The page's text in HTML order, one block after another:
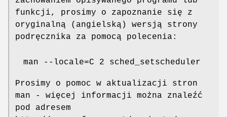
funkcji, prosimy o zapoznanie się z
oryginalną (angielską) wersją strony
podręcznika za pomocą polecenia:
man --locale=C 2 sched_setscheduler
Prosimy o pomoc w aktualizacji stron
man - więcej informacji można znaleźć
pod adresem